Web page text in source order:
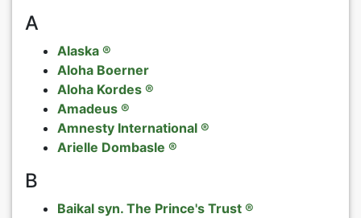
A
Alaska ®
Aloha Boerner
Aloha Kordes ®
Amadeus ®
Amnesty International ®
Arielle Dombasle ®
B
Baikal syn. The Prince's Trust ®